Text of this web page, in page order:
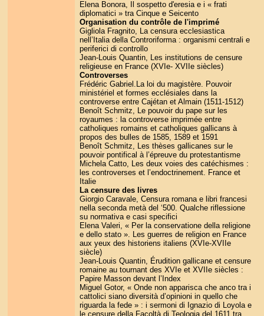
Elena Bonora, Il sospetto d'eresia e i « frati
diplomatici » tra Cinque e Seicento
Organisation du contrôle de l'imprimé
Gigliola Fragnito, La censura ecclesiastica
nell’Italia della Controriforma : organismi centrali e
periferici di controllo
Jean-Louis Quantin, Les institutions de censure
religieuse en France (XVIe- XVIIe siècles)
Controverses
Frédéric Gabriel.La loi du magistère. Pouvoir
ministériel et formes ecclésiales dans la
controverse entre Cajétan et Almain (1511-1512)
Benoît Schmitz, Le pouvoir du pape sur les
royaumes : la controverse imprimée entre
catholiques romains et catholiques gallicans à
propos des bulles de 1585, 1589 et 1591
Benoît Schmitz, Les thèses gallicanes sur le
pouvoir pontifical à l’épreuve du protestantisme
Michela Catto, Les deux voies des catéchismes :
les controverses et l’endoctrinement. France et
Italie
La censure des livres
Giorgio Caravale, Censura romana e libri francesi
nella seconda metà del ‘500. Qualche riflessione
su normativa e casi specifici
Elena Valeri, « Per la conservatione della religione
e dello stato ». Les guerres de religion en France
aux yeux des historiens italiens (XVIe-XVIIe
siècle)
Jean-Louis Quantin, Érudition gallicane et censure
romaine au tournant des XVIe et XVIIe siècles :
Papire Masson devant l’Index
Miguel Gotor, « Onde non apparisca che anco tra i
cattolici siano diversità d’opinioni in quello che
riguarda la fede » : i sermoni di Ignazio di Loyola e
le censure della Facoltà di Teologia del 1611 tra